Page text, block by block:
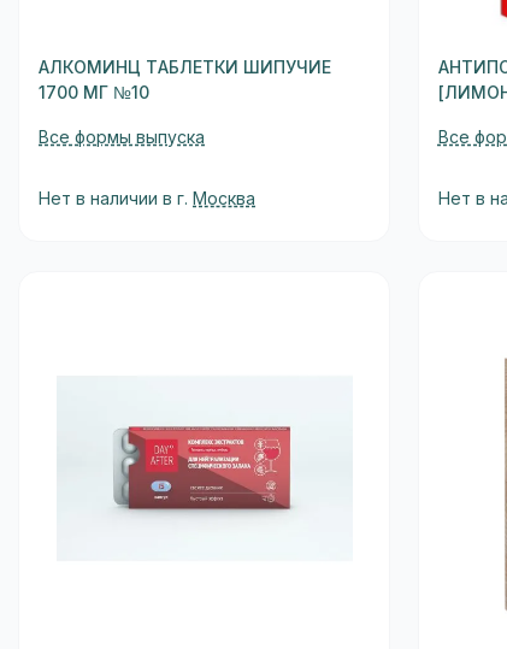
АЛКОМИНЦ ТАБЛЕТКИ ШИПУЧИЕ
1700 МГ №10
Все формы выпуска
Нет в наличии в г. Москва
Все
Нет в